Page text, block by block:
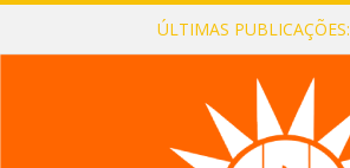
ÚLTIMAS PUBLICAÇÕES: